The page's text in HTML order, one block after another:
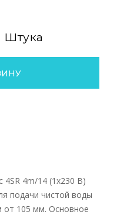
Штука
4m/14 (1х230 В)
подачи чистой воды
от 105 мм. Основное